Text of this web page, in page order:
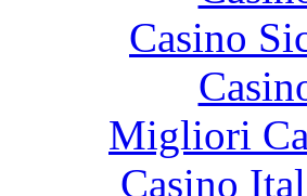
Casino
Migliori
Casino